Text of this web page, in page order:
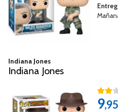
Indiana Jones
Indiana Jones
9